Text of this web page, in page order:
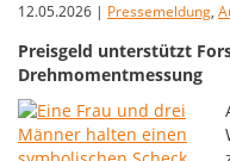
12.05.2026 | Pressemeldung,
Preisgeld unterstützt
Drehmomentmessung